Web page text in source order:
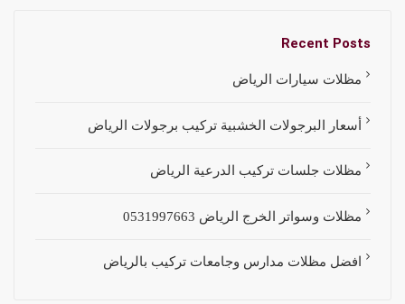
Recent Posts
مظلات سيارات الرياض
أسعار البرجولات الخشبية تركيب برجولات الرياض
مظلات جلسات تركيب الدرعية الرياض
مظلات وسواتر الخرج الرياض 0531997663
افضل مظلات مدارس وجامعات تركيب بالرياض